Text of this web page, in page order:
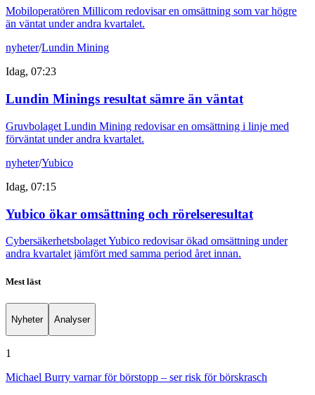
Mobiloperatören Millicom redovisar en omsättning som var högre
än väntat under andra kvartalet.
nyheter/Lundin Mining
Idag, 07:23
Lundin Minings resultat sämre än väntat
Gruvbolaget Lundin Mining redovisar en omsättning i linje med
förväntat under andra kvartalet.
nyheter/Yubico
Idag, 07:15
Yubico ökar omsättning och rörelseresultat
Cybersäkerhetsbolaget Yubico redovisar ökad omsättning under
andra kvartalet jämfört med samma period året innan.
Mest läst
Nyheter Analyser
1
Michael Burry varnar för börstopp – ser risk för börskrasch